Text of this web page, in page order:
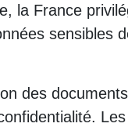
la France
sensibles
des documents